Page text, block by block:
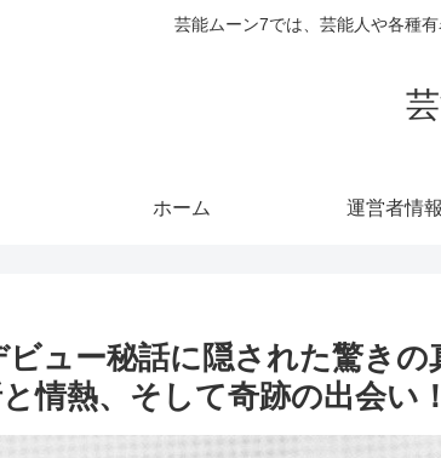
芸能ムーン7では、芸能人や各種
ホーム 運営者情報
ュー秘話に隠された驚きの
情熱、そして奇跡の出会い！